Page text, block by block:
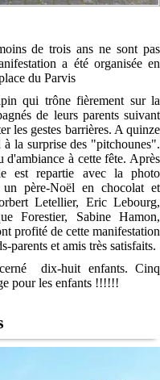
de trois ans ne sont pas
a été organisée en
du Parvis
qui trône fièrement sur la
de leurs parents suivant
les gestes barrières. A quinze
la surprise des "pitchounes".
d'ambiance à cette fête. Après
est repartie avec la photo
père-Noël en chocolat et
Letellier, Eric Lebourg,
Forestier, Sabine Hamon,
profité de cette manifestation
parents et amis très satisfaits.
dix-huit enfants. Cinq
pour les enfants !!!!!!